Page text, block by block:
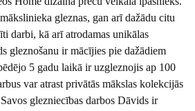
gleznas, gan arī dažādu citu
darbi, kā arī atrodamas unikālas
gleznošanu ir mācījies pie dažādiem
5 gadu laikā ir uzgleznojis ap 100
var atrast privātās mākslas kolekcijās
glezniecības darbos Dāvids ir